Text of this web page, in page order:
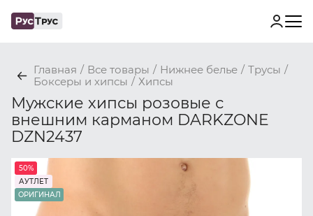
Главная / Все товары / Нижнее белье / Трусы /
Боксеры и хипсы / Хипсы
Мужские хипсы розовые с
внешним карманом DARKZONE
DZN2437
50%
АУТЛЕТ
ОРИГИНАЛ